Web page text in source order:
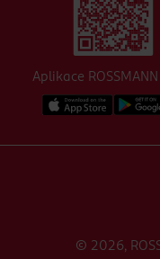
Aplikace ROSSMANN
© 2026,